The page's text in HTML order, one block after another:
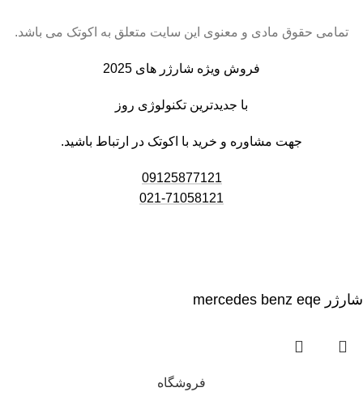
تمامی حقوق مادی و معنوی این سایت متعلق به اکوتک می باشد.
فروش ویژه شارژر های 2025
با جدیدترین تکنولوژی روز
جهت مشاوره و خرید با اکوتک در ارتباط باشید.
09125877121
021-71058121
شارژر mercedes benz eqe
فروشگاه